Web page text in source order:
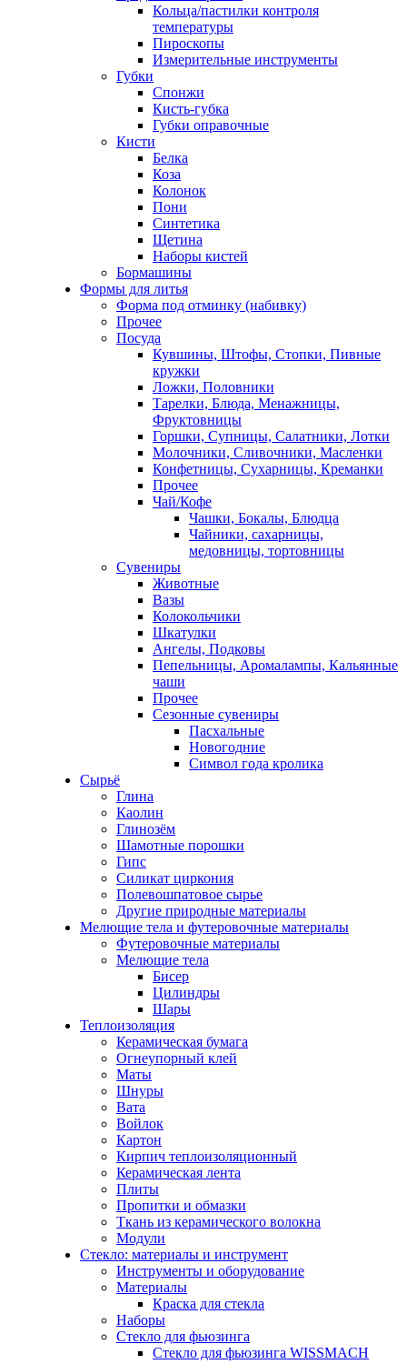
Кольца/пастилки контроля
температуры
Пироскопы
Измерительные инструменты
Губки
Спонжи
Кисть-губка
Губки оправочные
Кисти
Белка
Коза
Колонок
Пони
Синтетика
Щетина
Наборы кистей
Бормашины
Формы для литья
Форма под отминку (набивку)
Прочее
Посуда
Кувшины, Штофы, Стопки, Пивные
кружки
Ложки, Половники
Тарелки, Блюда, Менажницы,
Фруктовницы
Горшки, Супницы, Салатники, Лотки
Молочники, Сливочники, Масленки
Конфетницы, Сухарницы, Креманки
Прочее
Чай/Кофе
Чашки, Бокалы, Блюдца
Чайники, сахарницы,
медовницы, тортовницы
Сувениры
Животные
Вазы
Колокольчики
Шкатулки
Ангелы, Подковы
Пепельницы, Аромалампы, Кальянные
чаши
Прочее
Сезонные сувениры
Пасхальные
Новогодние
Символ года кролика
Сырьё
Глина
Каолин
Глинозём
Шамотные порошки
Гипс
Силикат циркония
Полевошпатовое сырье
Другие природные материалы
Мелющие тела и футеровочные материалы
Футеровочные материалы
Мелющие тела
Бисер
Цилиндры
Шары
Теплоизоляция
Керамическая бумага
Огнеупорный клей
Маты
Шнуры
Вата
Войлок
Картон
Кирпич теплоизоляционный
Керамическая лента
Плиты
Пропитки и обмазки
Ткань из керамического волокна
Модули
Стекло: материалы и инструмент
Инструменты и оборудование
Материалы
Краска для стекла
Наборы
Стекло для фьюзинга
Стекло для фьюзинга WISSMACH